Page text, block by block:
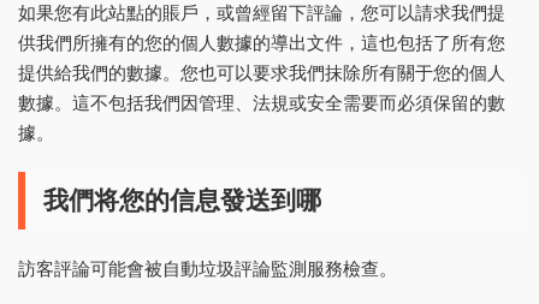
如果您有此站點的賬戶，或曾經留下評論，您可以請求我們提
供我們所擁有的您的個人數據的導出文件，這也包括了所有您
提供給我們的數據。您也可以要求我們抹除所有關于您的個人
數據。這不包括我們因管理、法規或安全需要而必須保留的數
據。
我們将您的信息發送到哪
訪客評論可能會被自動垃圾評論監測服務檢查。